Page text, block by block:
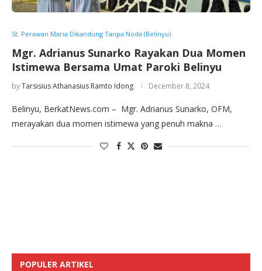
St. Perawan Maria Dikandung Tanpa Noda (Belinyu)
Mgr. Adrianus Sunarko Rayakan Dua Momen
Istimewa Bersama Umat Paroki Belinyu
byTarsisius Athanasius Ramto Idong December 8, 2024
Belinyu, BerkatNews.com – Mgr. Adrianus Sunarko, OFM,
merayakan dua momen istimewa yang penuh makna …
POPULER ARTIKEL